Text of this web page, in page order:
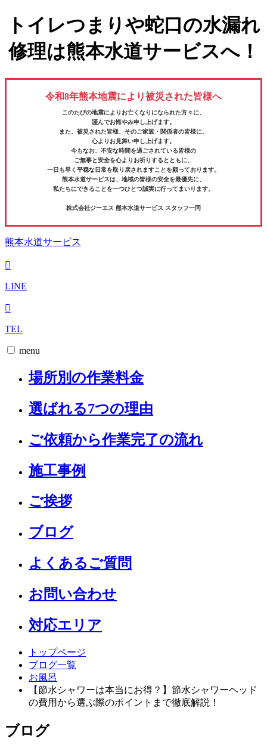
トイレつまりや蛇口の水漏れ
修理は熊本水道サービスへ！
令和8年熊本地震により被災された皆様へ
このたびの地震によりお亡くなりになられた方々に、
謹んでお悔やみ申し上げます。
また、被災された皆様、そのご家族・関係者の皆様に、
心よりお見舞い申し上げます。
今もなお、不安な時間を過ごされている皆様の
ご無事と安全を心よりお祈りするとともに、
一日も早く平穏な日常を取り戻されますことを願っております。
熊本水道サービスは、地域の皆様の安全を最優先に、
私たちにできることを一つひとつ誠実に行ってまいります。
株式会社ジーエス 熊本水道サービス スタッフ一同
熊本水道サービス
LINE
TEL
menu
場所別の作業料金
選ばれる7つの理由
ご依頼から作業完了の流れ
施工事例
ご挨拶
ブログ
よくあるご質問
お問い合わせ
対応エリア
トップページ
ブログ一覧
お風呂
【節水シャワーは本当にお得？】節水シャワーヘッド
の費用から選ぶ際のポイントまで徹底解説！
ブログ